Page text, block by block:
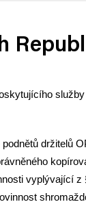
držitelů
vyplývající z